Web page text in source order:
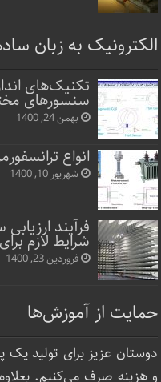
الکترونیک به زبان
تکنیک‌های
سنسورهای
بهمن 24, 1400
انواع
شهریور 10, 1400
فرآیند
شرایط لازم
فروردین 23, 1400
حمایت از آموزش‌ها
دوستان عزیز برای تولید
و هزینه صرف می‌کنیم.